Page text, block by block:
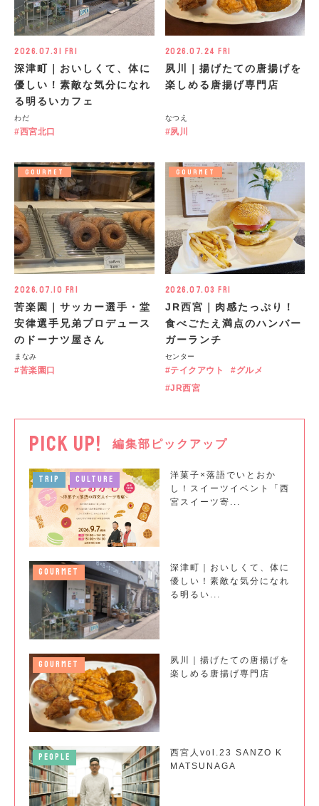
2026.07.31 Fri
深津町｜おいしくて、体に
優しい！素敵な気分になれ
る明るいカフェ
わだ
西宮北口
2026.07.24 Fri
夙川｜揚げたての唐揚げを
楽しめる唐揚げ専門店
なつえ
夙川
GOURMET
2026.07.10 Fri
苦楽園｜サッカー選手・堂
安律選手兄弟プロデュース
のドーナツ屋さん
まなみ
苦楽園口
GOURMET
2026.07.03 Fri
JR西宮｜肉感たっぷり！
食べごたえ満点のハンバー
ガーランチ
センター
テイクアウト
グルメ
JR西宮
PICK UP! 編集部ピックアップ
TRIP CULTURE
洋菓子×落語でいとおか
し！スイーツイベント「西
宮スイーツ寄...
GOURMET
深津町｜おいしくて、体に
優しい！素敵な気分になれ
る明るい...
GOURMET
夙川｜揚げたての唐揚げを
楽しめる唐揚げ専門店
PEOPLE
西宮人vol.23 SANZO K
MATSUNAGA